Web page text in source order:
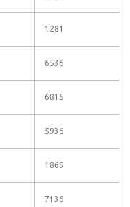
1281
6536
6815
5936
1869
7136